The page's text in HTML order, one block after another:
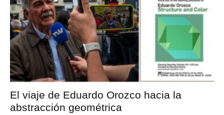
El viaje de Eduardo Orozco hacia la
abstracción geométrica